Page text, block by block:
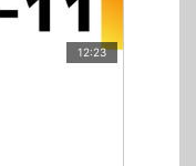
12:23